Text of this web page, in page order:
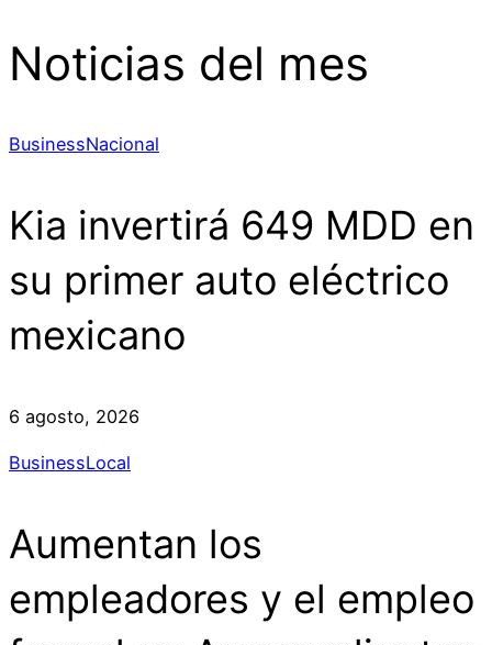
Noticias del mes
BusinessNacional
Kia invertirá 649 MDD en
su primer auto eléctrico
mexicano
6 agosto, 2026
BusinessLocal
Aumentan los
empleadores y el empleo